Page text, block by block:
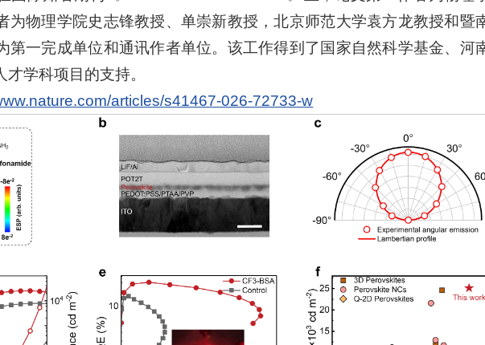
为物理学院史志锋教授、单崇新教授，北京师范大学袁方龙教授和暨
第一完成单位和通讯作者单位。该工作得到了国家自然科学基金、河
学科项目的支持。
articles/s41467-026-72733-w